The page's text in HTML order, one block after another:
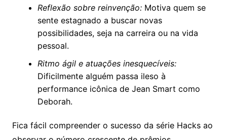
Reflexão sobre reinvenção:Motiva quem se
sente estagnado a buscar novas
possibilidades, seja na carreira ou na vida
pessoal.
Ritmo ágil e atuações inesquecíveis:
Dificilmente alguém passa ileso à
performance icônica de Jean Smart como
Deborah.
Fica fácil compreender o sucesso da série Hacks ao